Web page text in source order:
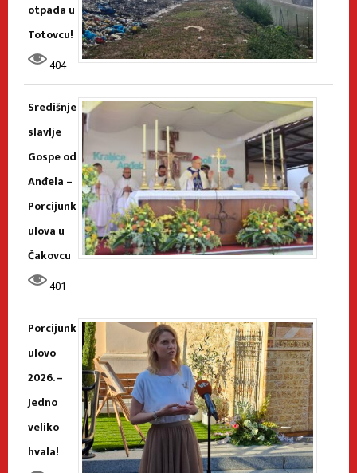
otpada u
Totovcu!
404
Središnje
slavlje
Gospe od
Anđela –
Porcijunk
ulova u
Čakovcu
401
Porcijunk
ulovo
2026. –
Jedno
veliko
hvala!